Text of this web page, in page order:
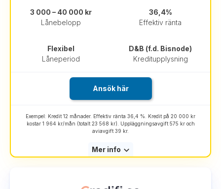
Lånebelopp
3 000 – 40 000 kr
Effektiv ränta
36,4%
Låneperiod
Flexibel
Kreditupplysning
D&B (f.d. Bisnode)
Ansök här
Exempel: Kredit 12 månader. Effektiv ränta 36,4 %. Kredit på 20 000 kr
kostar 1 964 kr/mån (totalt 23 568 kr). Uppläggningsavgift 575 kr och
aviavgift 39 kr.
Mer info